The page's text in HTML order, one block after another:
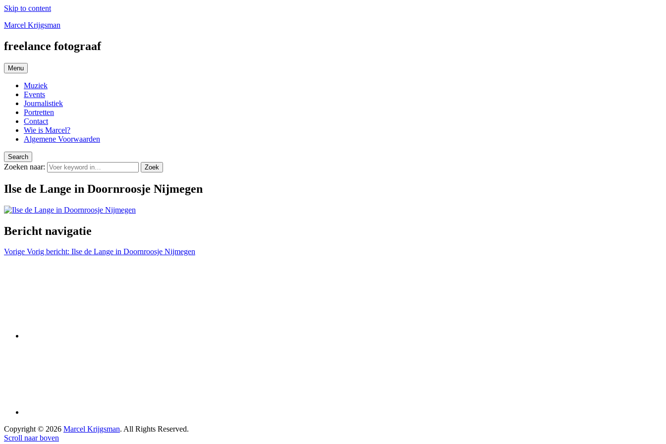
Skip to content
Marcel Krijgsman
freelance fotograaf
Menu
Muziek
Events
Journalistiek
Portretten
Contact
Wie is Marcel?
Algemene Voorwaarden
Search
Zoeken naar: Zoek
Ilse de Lange in Doornroosje Nijmegen
Bericht navigatie
Vorige Vorig bericht: Ilse de Lange in Doornroosje Nijmegen
Copyright © 2026 Marcel Krijgsman. All Rights Reserved.
Scroll naar boven